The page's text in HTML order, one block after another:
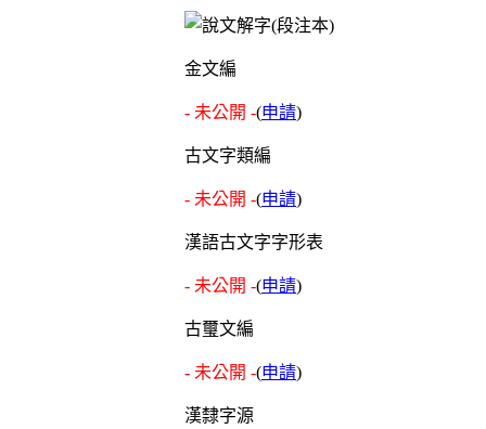
金文編
- 未公開 -(申請)
古文字類編
- 未公開 -(申請)
漢語古文字字形表
- 未公開 -(申請)
古璽文編
- 未公開 -(申請)
漢隸字源